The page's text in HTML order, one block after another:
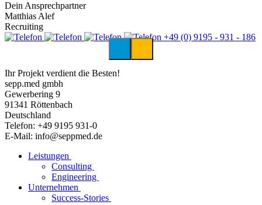
Dein Ansprechpartner
Matthias Alef
Recruiting
+49 (0) 9195 - 931 - 186
Ihr Projekt verdient die Besten!
sepp.med gmbh
Gewerbering 9
91341 Röttenbach
Deutschland
Telefon: +49 9195 931-0
E-Mail: info@seppmed.de
Leistungen
Consulting
Engineering
Unternehmen
Success-Stories